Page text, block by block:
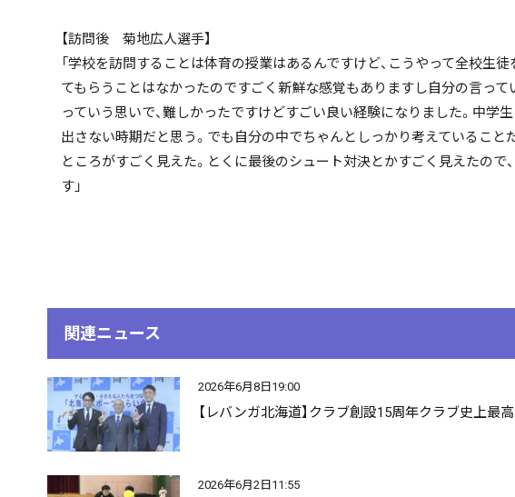
【訪問後 菊地広人選手】
「学校を訪問することは体育の授業はあるんですけど、こうやって全校生
てもらうことはなかったのですごく新鮮な感覚もありますし自分の言っ
っていう思いで、難しかったですけどすごい良い経験になりました。中学
出さない時期だと思う。でも自分の中でちゃんとしっかり考えていること
ところがすごく見えた。とくに最後のシュート対決とかすごく見えたの
す」
関連ニュース
2026年6月8日19:00
【レバンガ北海道】クラブ創設15周年クラブ史上
2026年6月2日11:55